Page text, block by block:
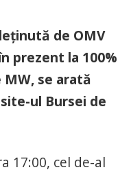
de OMV
prezent la 100%
MW, se arată
ul Bursei de
17:00, cel de-al